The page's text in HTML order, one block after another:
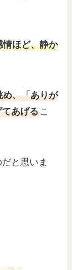
情ほど、静か
め、「ありが
あげるこ
と思いま